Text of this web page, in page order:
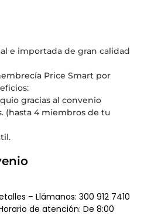
e importada de gran calidad
Price Smart por
gracias al convenio
(hasta 4 miembros de tu
– Llámanos: 300 912 7410
de atención: De 8:00